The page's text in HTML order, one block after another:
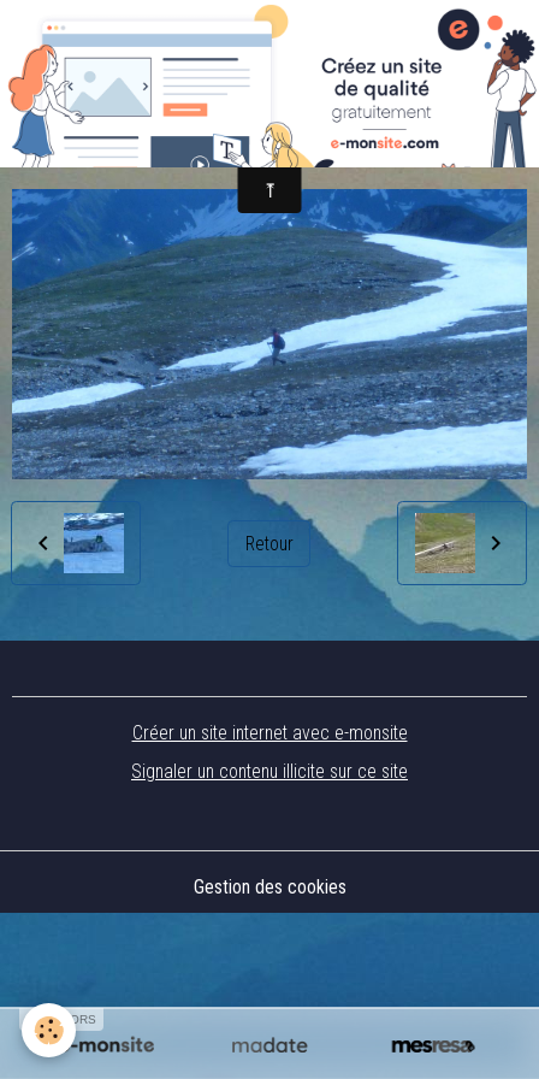
randonnée et découverte nature
P1030933
Retour
Créer un site internet avec e-monsite
Signaler un contenu illicite sur ce site
Gestion des cookies
SPONSORS